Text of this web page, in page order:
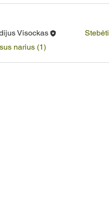
Visockas
Stebėti
narius (1)